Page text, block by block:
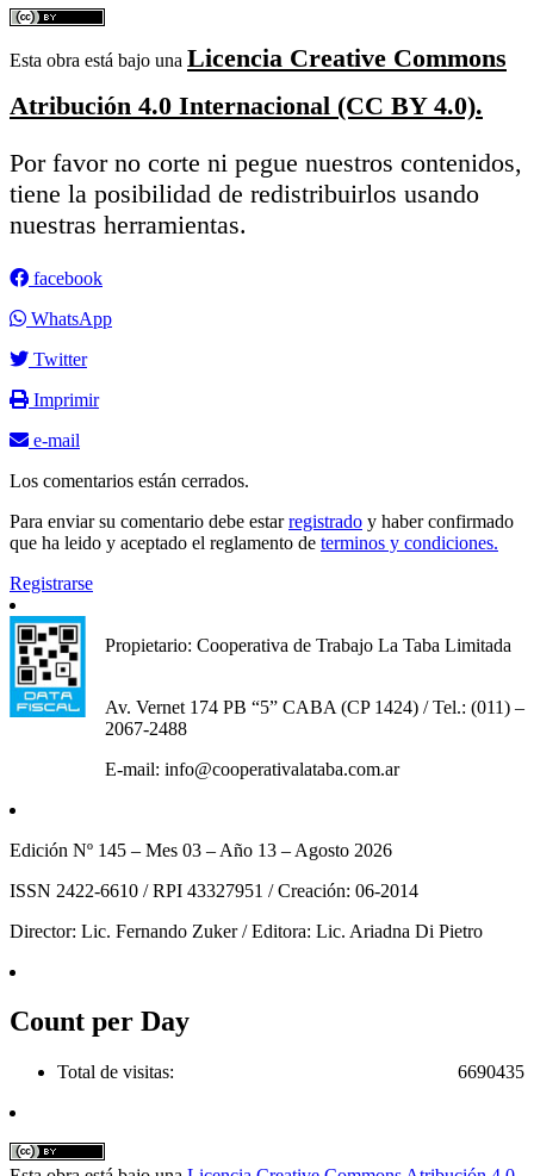
Esta obra está bajo una Licencia Creative Commons
Atribución 4.0 Internacional (CC BY 4.0).
Por favor no corte ni pegue nuestros contenidos,
tiene la posibilidad de redistribuirlos usando
nuestras herramientas.
facebook
WhatsApp
Twitter
Imprimir
e-mail
Los comentarios están cerrados.
Para enviar su comentario debe estarregistrado y haber confirmado
que ha leido y aceptado el reglamento de terminos y condiciones.
Registrarse
Propietario: Cooperativa de Trabajo La Taba Limitada
Av. Vernet 174 PB “5” CABA (CP 1424) / Tel.: (011) –
2067-2488
E-mail: info@cooperativalataba.com.ar
Edición Nº 145 – Mes 03 – Año 13 – Agosto 2026
ISSN 2422-6610 / RPI 43327951 / Creación: 06-2014
Director: Lic. Fernando Zuker / Editora: Lic. Ariadna Di Pietro
Count per Day
6690435
Total de visitas: